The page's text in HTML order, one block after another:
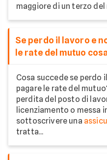
maggiore di un terzo
Se perdo il lavoro e
le rate del mutuo
Cosa succede se perdo
pagare le rate del
perdita del posto di
licenziamento o messa
sottoscrivere una
tratta...